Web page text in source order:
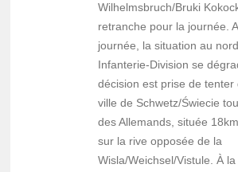
Wilhelmsbruch/Bruki
retranche pour la journée.
journée, la situation au
Infanterie-Division se
décision est prise de tenter
ville de Schwetz/Świecie
des Allemands, située
sur la rive opposée de la
Wisla/Weichsel/Vistule. À